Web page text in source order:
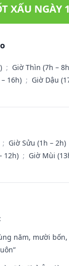
XẤU NGÀY
; Giờ Thìn (7h –
16h) ; Giờ Dậu
; Giờ Sửu (1h – 2h)
12h) ; Giờ Mùi
năm, mười